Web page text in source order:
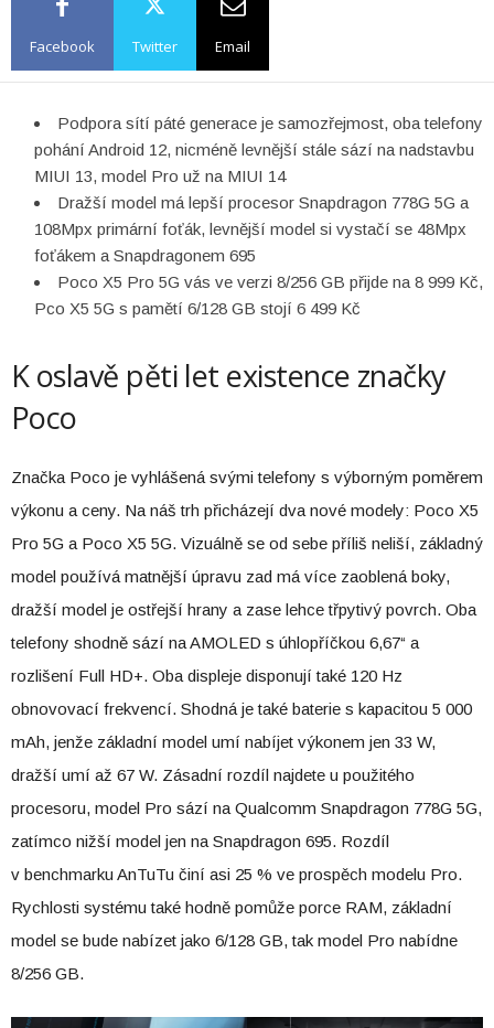
Facebook Twitter Email
Podpora sítí páté generace je samozřejmost, oba telefony
pohání Android 12, nicméně levnější stále sází na nadstavbu
MIUI 13, model Pro už na MIUI 14
Dražší model má lepší procesor Snapdragon 778G 5G a
108Mpx primární foťák, levnější model si vystačí se 48Mpx
foťákem a Snapdragonem 695
Poco X5 Pro 5G vás ve verzi 8/256 GB přijde na 8 999 Kč,
Pco X5 5G s pamětí 6/128 GB stojí 6 499 Kč
K oslavě pěti let existence značky
Poco
Značka Poco je vyhlášená svými telefony s výborným poměrem
výkonu a ceny. Na náš trh přicházejí dva nové modely: Poco X5
Pro 5G a Poco X5 5G. Vizuálně se od sebe příliš neliší, základný
model používá matnější úpravu zad má více zaoblená boky,
dražší model je ostřejší hrany a zase lehce třpytivý povrch. Oba
telefony shodně sází na AMOLED s úhlopříčkou 6,67“ a
rozlišení Full HD+. Oba displeje disponují také 120 Hz
obnovovací frekvencí. Shodná je také baterie s kapacitou 5 000
mAh, jenže základní model umí nabíjet výkonem jen 33 W,
dražší umí až 67 W. Zásadní rozdíl najdete u použitého
procesoru, model Pro sází na Qualcomm Snapdragon 778G 5G,
zatímco nižší model jen na Snapdragon 695. Rozdíl
v benchmarku AnTuTu činí asi 25 % ve prospěch modelu Pro.
Rychlosti systému také hodně pomůže porce RAM, základní
model se bude nabízet jako 6/128 GB, tak model Pro nabídne
8/256 GB.